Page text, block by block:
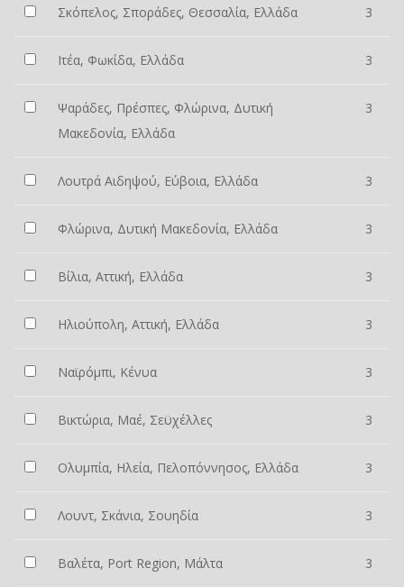
Σκόπελος, Σποράδες, Θεσσαλία, Ελλάδα 3
Ιτέα, Φωκίδα, Ελλάδα 3
Ψαράδες, Πρέσπες, Φλώρινα, Δυτική
Μακεδονία, Ελλάδα
3
Λουτρά Αιδηψού, Εύβοια, Ελλάδα 3
Φλώρινα, Δυτική Μακεδονία, Ελλάδα 3
Βίλια, Αττική, Ελλάδα 3
Ηλιούπολη, Αττική, Ελλάδα 3
Ναϊρόμπι, Κένυα 3
Βικτώρια, Μαέ, Σεϋχέλλες 3
Ολυμπία, Ηλεία, Πελοπόννησος, Ελλάδα 3
Λουντ, Σκάνια, Σουηδία 3
Βαλέτα, Port Region, Μάλτα 3